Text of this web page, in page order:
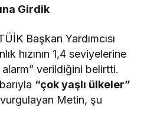
Girdik
Başkan Yardımcısı
hızının 1,4 seviyelerine
verildiğini belirtti.
“çok yaşlı ülkeler”
vurgulayan Metin, şu